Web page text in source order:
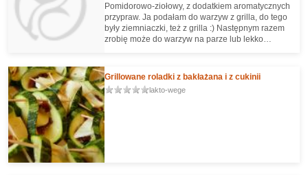
Pomidorowo-ziołowy, z dodatkiem aromatycznych
przypraw. Ja podałam do warzyw z grilla, do tego
były ziemniaczki, też z grilla :) Następnym razem
zrobię może do warzyw na parze lub lekko
Grillowane roladki z bakłażana i z cukinii
lakto-wege